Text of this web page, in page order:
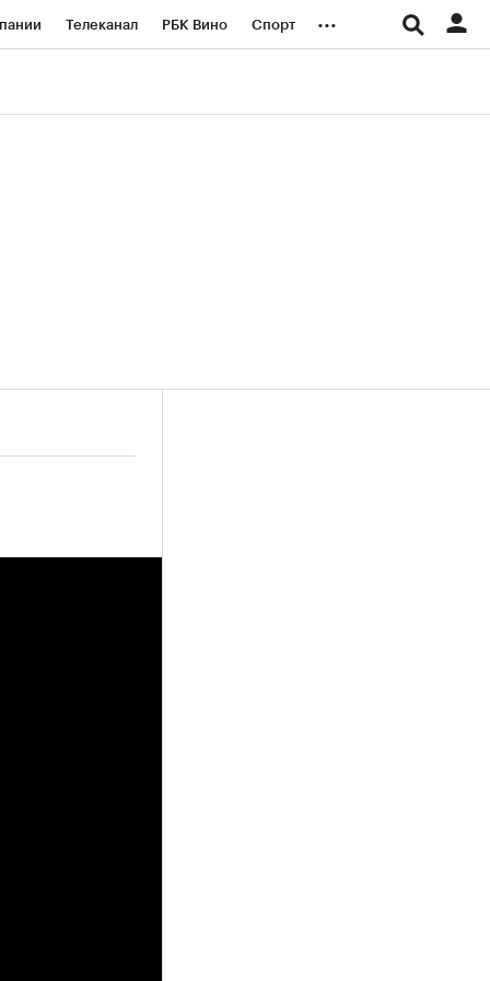
Телеканал РБК Вино Спорт ...